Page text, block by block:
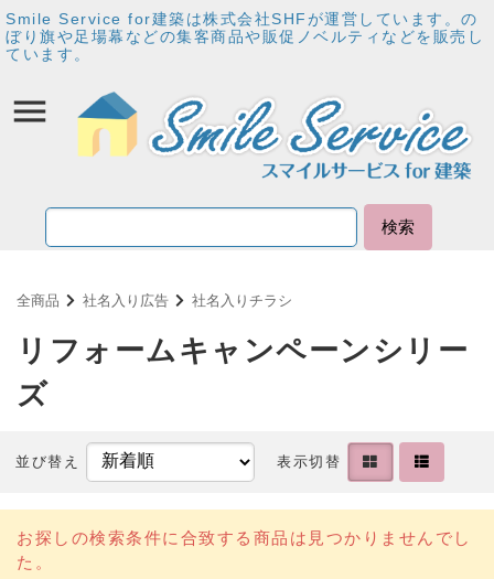
Smile Service for建築は株式会社SHFが運営しています。の
ぼり旗や足場幕などの集客商品や販促ノベルティなどを販売し
ています。
検索
全商品 社名入り広告 社名入りチラシ
リフォームキャンペーンシリー
ズ
並び替え 表示切替
お探しの検索条件に合致する商品は見つかりませんでし
た。